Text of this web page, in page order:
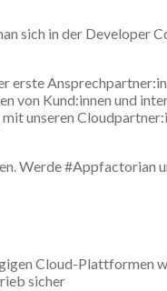
sich in der Developer
erste
Kund:innen und
unseren
Werde #Appfactorian
Cloud-Plattformen
sicher